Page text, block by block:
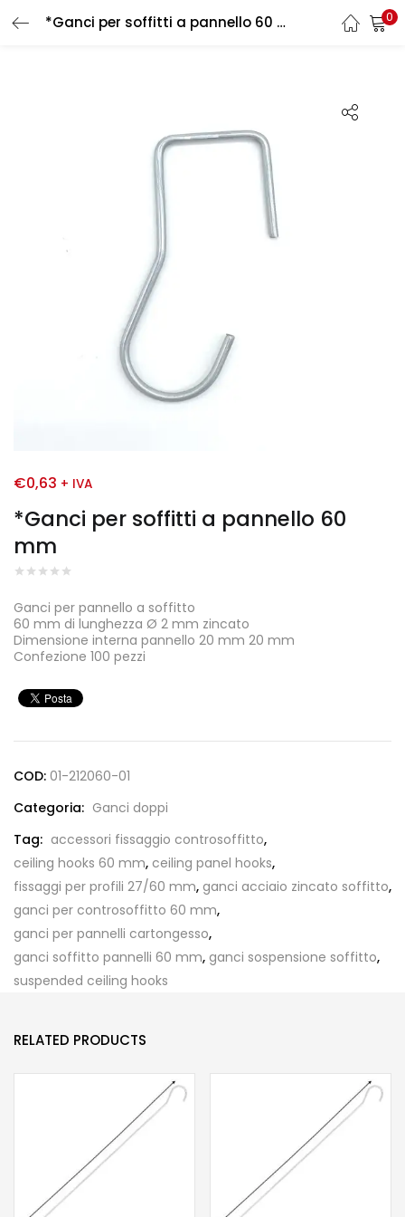
*Ganci per soffitti a pannello 60 mm 0
*Ganci per soffitti a pannello 60
mm
€0,63 + IVA
Ganci per pannello a soffitto
60 mm di lunghezza Ø 2 mm zincato
Dimensione interna pannello 20 mm 20 mm
Confezione 100 pezzi
COD: 01-212060-01
Categoria: Ganci doppi
Tag: accessori fissaggio controsoffitto,
ceiling hooks 60 mm, ceiling panel hooks,
fissaggi per profili 27/60 mm, ganci acciaio zincato soffitto,
ganci per controsoffitto 60 mm,
ganci per pannelli cartongesso,
ganci soffitto pannelli 60 mm, ganci sospensione soffitto,
suspended ceiling hooks
RELATED PRODUCTS
LOGIN REGISTER